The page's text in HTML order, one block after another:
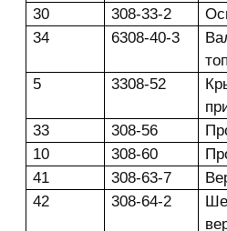
30
308-33-2
34
6308-40-3
5 3308-52
33 308-56
10
308-60
41
308-63-7
42
308-64-2